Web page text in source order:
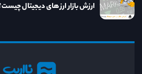
نااریب
ارزش بازار ارز های دیجیتال